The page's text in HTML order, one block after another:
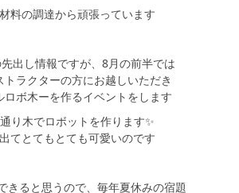
料の調達から頑張っています
出し情報ですが、8月の前半では
トラクターの方にお越しいただき
ロボ木ーを作るイベントをします
り木でロボットを作ります✨
てとてもとても可愛いのです
きると思うので、毎年夏休みの宿題